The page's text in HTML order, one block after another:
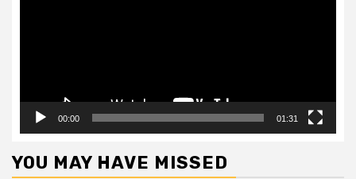
00:00 01:31
YOU MAY HAVE MISSED